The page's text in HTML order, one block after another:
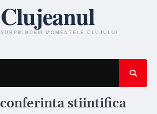
conferinta stiintifica